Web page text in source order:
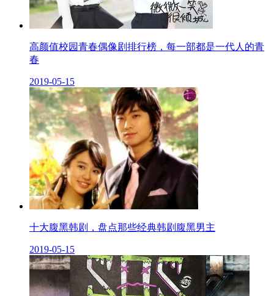
高颜值校园青春偶像剧排行榜，每一部都是一代人的青
春
2019-05-15
十大腹黑韩剧，盘点那些经典韩剧腹黑男主
2019-05-15